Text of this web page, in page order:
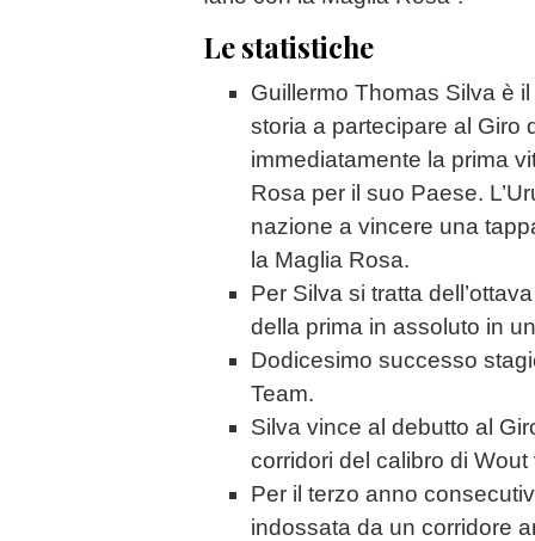
Le statistiche
Guillermo Thomas Silva è
storia a partecipare al Giro
immediatamente la prima
Rosa per il suo Paese.
nazione a vincere una
la Maglia Rosa.
Per Silva si tratta
della prima in assoluto in
Dodicesimo successo
Team.
Silva vince al debutto al
corridori del calibro di
Per il terzo anno
indossata da un corridore